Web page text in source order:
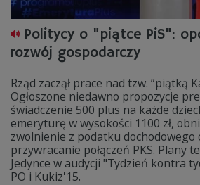
Politycy o "piątce PiS":
rozwój gospodarczy
Rząd zaczął prace nad tzw. ”piątką
Ogłoszone niedawno propozycje
świadczenie 500 plus na każde
emeryturę w wysokości 1100 zł,
zwolnienie z podatku dochodowego
przywracanie połączeń PKS. Plany
Jedynce w audycji "Tydzień kontra
PO i Kukiz'15.